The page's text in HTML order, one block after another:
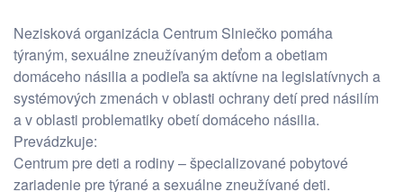
Nezisková organizácia Centrum Slniečko pomáha
týraným, sexuálne zneužívaným deťom a obetiam
domáceho násilia a podieľa sa aktívne na legislatívnych a
systémových zmenách v oblasti ochrany detí pred násilím
a v oblasti problematiky obetí domáceho násilia.
Prevádzkuje:
Centrum pre deti a rodiny – špecializované pobytové
zariadenie pre týrané a sexuálne zneužívané deti.